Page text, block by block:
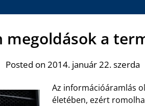
megoldások a
Posted on 2014. január 22. szerda
Az információáramlás
életében, ezért